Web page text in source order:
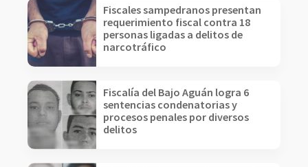
Fiscales sampedranos presentan
requerimiento fiscal contra 18
personas ligadas a delitos de
narcotráfico
Fiscalía del Bajo Aguán logra 6
sentencias condenatorias y
procesos penales por diversos
delitos